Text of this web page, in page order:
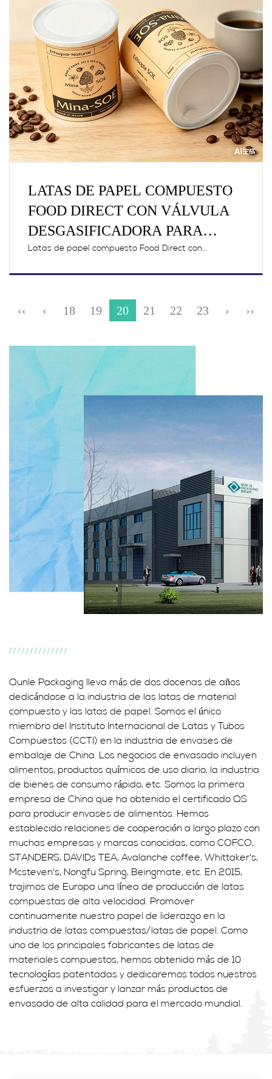
LATAS DE PAPEL COMPUESTO
FOOD DIRECT CON VÁLVULA
DESGASIFICADORA PARA
GRANOS DE CAFÉ
Latas de papel compuesto Food Direct con...
‹‹ ‹ 18 19 20 21 22 23 › ››
//////////////
Qunle Packaging lleva más de dos docenas de años
dedicándose a la industria de las latas de material
compuesto y las latas de papel. Somos el único
miembro del Instituto Internacional de Latas y Tubos
Compuestos (CCTI) en la industria de envases de
embalaje de China. Los negocios de envasado incluyen
alimentos, productos químicos de uso diario, la industria
de bienes de consumo rápido, etc. Somos la primera
empresa de China que ha obtenido el certificado QS
para producir envases de alimentos. Hemos
establecido relaciones de cooperación a largo plazo con
muchas empresas y marcas conocidas, como COFCO,
STANDERS, DAVIDs TEA, Avalanche coffee, Whittaker's,
Mcsteven's, Nongfu Spring, Beingmate, etc. En 2015,
trajimos de Europa una línea de producción de latas
compuestas de alta velocidad. Promover
continuamente nuestro papel de liderazgo en la
industria de latas compuestas/latas de papel. Como
uno de los principales fabricantes de latas de
materiales compuestos, hemos obtenido más de 10
tecnologías patentadas y dedicaremos todos nuestros
esfuerzos a investigar y lanzar más productos de
envasado de alta calidad para el mercado mundial.